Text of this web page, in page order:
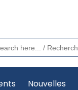
Nouvelles